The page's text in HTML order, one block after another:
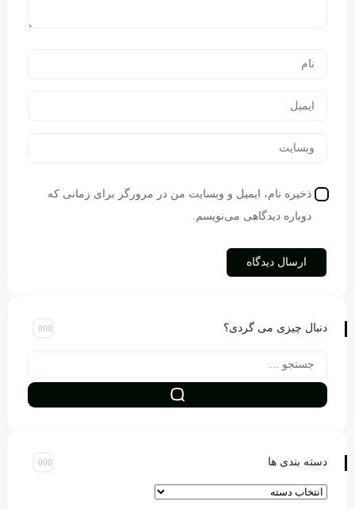
ذخیره نام، ایمیل و وبسایت من در مرورگر برای زمانی که
دوباره دیدگاهی می‌نویسم.
دنبال چیزی می گردی؟
دسته بندی ها